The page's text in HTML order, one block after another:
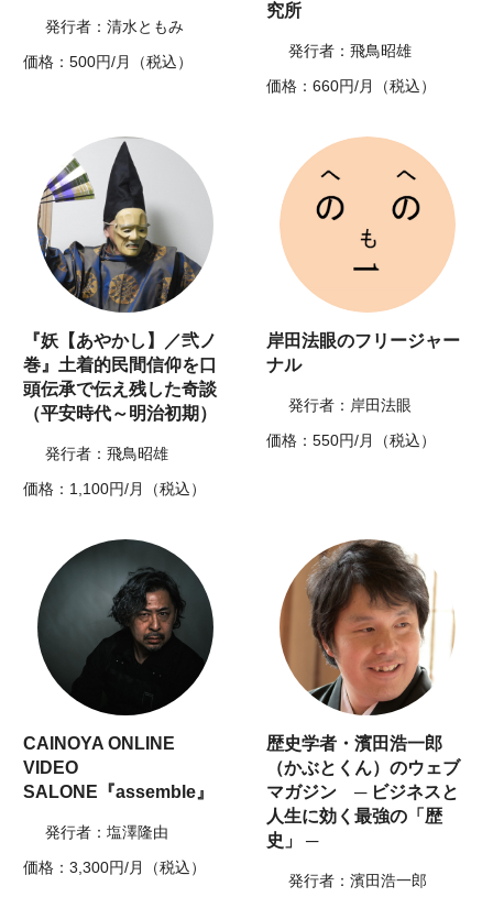
発行者：清水ともみ
価格：500円/月（税込）
究所
発行者：飛鳥昭雄
価格：660円/月（税込）
『妖【あやかし】／弐ノ
巻』土着的民間信仰を口
頭伝承で伝え残した奇談
（平安時代～明治初期）
発行者：飛鳥昭雄
価格：1,100円/月（税込）
岸田法眼のフリージャー
ナル
発行者：岸田法眼
価格：550円/月（税込）
CAINOYA ONLINE
VIDEO
SALONE『assemble』
発行者：塩澤隆由
価格：3,300円/月（税込）
歴史学者・濱田浩一郎
（かぶとくん）のウェブ
マガジン ─ ビジネスと
人生に効く最強の「歴
史」 ─
発行者：濱田浩一郎